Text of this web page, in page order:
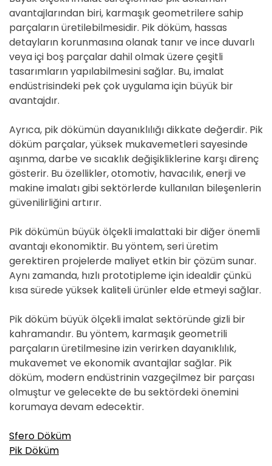
avantajlarından biri, karmaşık geometrilere sahip
parçaların üretilebilmesidir. Pik döküm, hassas
detayların korunmasına olanak tanır ve ince duvarlı
veya içi boş parçalar dahil olmak üzere çeşitli
tasarımların yapılabilmesini sağlar. Bu, imalat
endüstrisindeki pek çok uygulama için büyük bir
avantajdır.
Ayrıca, pik dökümün dayanıklılığı dikkate değerdir. Pik
döküm parçalar, yüksek mukavemetleri sayesinde
aşınma, darbe ve sıcaklık değişikliklerine karşı direnç
gösterir. Bu özellikler, otomotiv, havacılık, enerji ve
makine imalatı gibi sektörlerde kullanılan bileşenlerin
güvenilirliğini artırır.
Pik dökümün büyük ölçekli imalattaki bir diğer önemli
avantajı ekonomiktir. Bu yöntem, seri üretim
gerektiren projelerde maliyet etkin bir çözüm sunar.
Aynı zamanda, hızlı prototipleme için idealdir çünkü
kısa sürede yüksek kaliteli ürünler elde etmeyi sağlar.
Pik döküm büyük ölçekli imalat sektöründe gizli bir
kahramandır. Bu yöntem, karmaşık geometrili
parçaların üretilmesine izin verirken dayanıklılık,
mukavemet ve ekonomik avantajlar sağlar. Pik
döküm, modern endüstrinin vazgeçilmez bir parçası
olmuştur ve gelecekte de bu sektördeki önemini
korumaya devam edecektir.
Sfero Döküm
Pik Döküm